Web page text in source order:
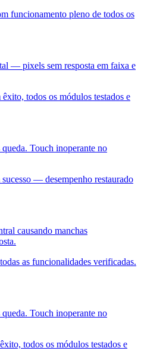
funcionamento pleno de todos os
— pixels sem resposta em faixa e
todos os módulos testados e
Touch inoperante no
— desempenho restaurado
causando manchas
as funcionalidades verificadas.
Touch inoperante no
todos os módulos testados e